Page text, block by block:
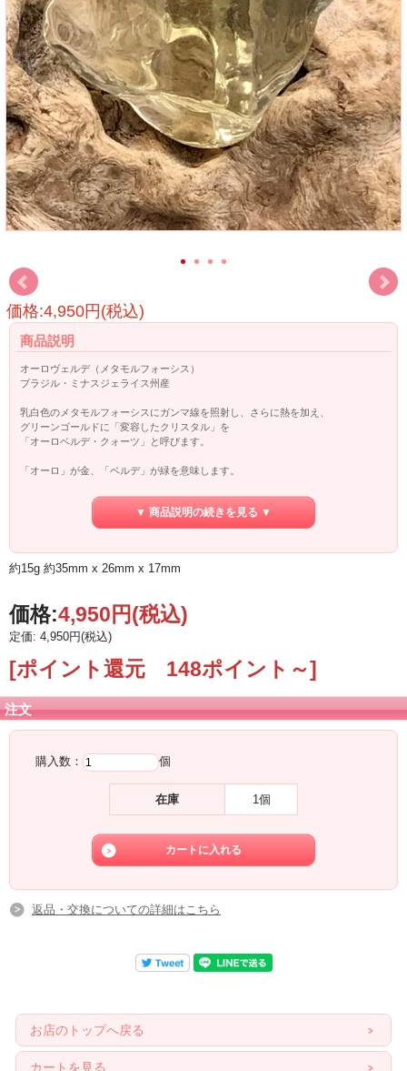
価格:4,950円(税込)
商品説明
オーロヴェルデ（メタモルフォーシス）
ブラジル・ミナスジェライス州産
乳白色のメタモルフォーシスにガンマ線を照射し、さらに熱を加え、
グリーンゴールドに「変容したクリスタル」を
「オーロベルデ・クォーツ」と呼びます。
「オーロ」が金、「ベルデ」が緑を意味します。
そもそもメタモルフォーシスは、このように色やメタフィジカルな特性が
変化することから「変化する＝メタモルフォーシス」という名前が付けられまし
今回ご紹介するオーロヴェルデの磨きは一部原石部分が残っているものもござい
チャクラに乗せるなどして、クリスタルヒーリングワークでも活躍してくれそう
です。
メタモルフォーシスは全チャクラを活性しますが、
オーロヴェルデは、特に第3チャクラや第4チャクラを活性化させます。
それだけでなく、オーロヴェルデになると変容の際に黒くなった時の
※このクリスタルは、アースラブワークス様より仕入れたものですが、
オーロベルデはメロディさんが名付けたものの商標登録はされていないため
せ。
▼ 商品説明の続きを見る ▼
約15g 約35mm x 26mm x 17mm
価格:4,950円(税込)
定価: 4,950円(税込)
[ポイント還元 148ポイント～]
注文
購入数： 個
在庫 1個
返品・交換についての詳細はこちら
お店のトップへ戻る
カートを見る